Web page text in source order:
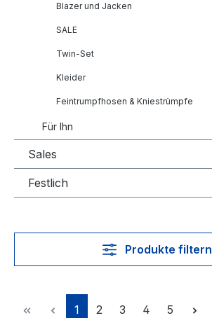
Blazer und Jacken
SALE
Twin-Set
Kleider
Feintrumpfhosen & Kniestrümpfe
Für Ihn
Sales
Festlich
Produkte filtern
Seite
1 Seite
2 Seite
3 Seite
4 Seite
5